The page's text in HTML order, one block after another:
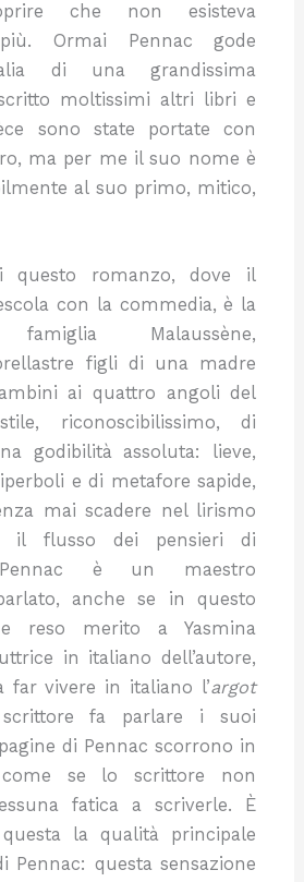
che non esisteva
Ormai Pennac gode
di una grandissima
moltissimi altri libri e
sono state portate con
ma per me il suo nome è
al suo primo, mitico,
questo romanzo, dove il
con la commedia, è la
famiglia Malaussène,
figli di una madre
ai quattro angoli del
riconoscibilissimo, di
godibilità assoluta: lieve,
e di metafore sapide,
mai scadere nel lirismo
il flusso dei pensieri di
Pennac è un maestro
anche se in questo
reso merito a Yasmina
in italiano dell’autore,
far vivere in italiano l’argot
fa parlare i suoi
di Pennac scorrono in
se lo scrittore non
fatica a scriverle. È
la qualità principale
Pennac: questa sensazione